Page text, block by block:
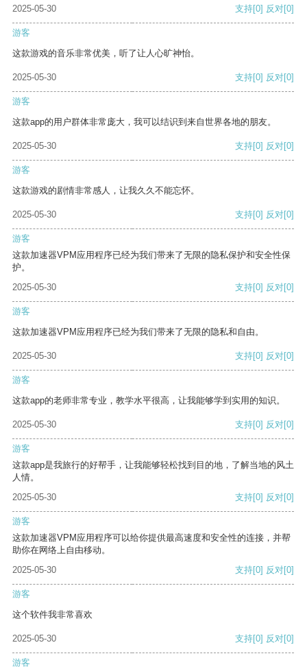
2025-05-30 支持[0] 反对[0]
游客
这款游戏的音乐非常优美，听了让人心旷神怡。
2025-05-30 支持[0] 反对[0]
游客
这款app的用户群体非常庞大，我可以结识到来自世界各地的朋友。
2025-05-30 支持[0] 反对[0]
游客
这款游戏的剧情非常感人，让我久久不能忘怀。
2025-05-30 支持[0] 反对[0]
游客
这款加速器VPM应用程序已经为我们带来了无限的隐私保护和安全性保
护。
2025-05-30
支持[0] 反对[0]
游客
这款加速器VPM应用程序已经为我们带来了无限的隐私和自由。
2025-05-30 支持[0] 反对[0]
游客
这款app的老师非常专业，教学水平很高，让我能够学到实用的知识。
2025-05-30 支持[0] 反对[0]
游客
这款app是我旅行的好帮手，让我能够轻松找到目的地，了解当地的风土
人情。
2025-05-30
支持[0] 反对[0]
游客
这款加速器VPM应用程序可以给你提供最高速度和安全性的连接，并帮
助你在网络上自由移动。
2025-05-30
支持[0] 反对[0]
游客
这个软件我非常喜欢
2025-05-30 支持[0] 反对[0]
游客